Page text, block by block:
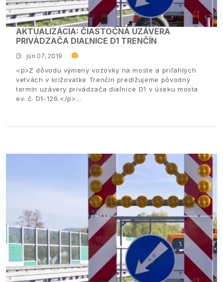
AKTUALIZÁCIA: ČIASTOČNÁ UZÁVERA
PRIVÁDZAČA DIAĽNICE D1 TRENČÍN
jún 07, 2019
<p>Z dôvodu výmeny vozovky na moste a priľahlých
vetvách v križovatke Trenčín predlžujeme pôvodný
termín uzávery privádzača diaľnice D1 v úseku mosta
ev. č. D1-126.</p>